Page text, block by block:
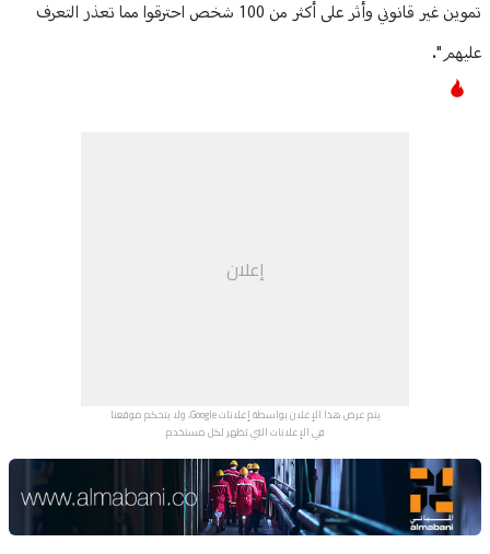
تموين غير قانوني وأثر على أكثر من 100 شخص احترقوا مما تعذر التعرف
عليهم".
إعلان
يتم عرض هذا الإعلان بواسطة إعلانات Google، ولا يتحكم موقعنا
في الإعلانات التي تظهر لكل مستخدم.
Advertisement Section